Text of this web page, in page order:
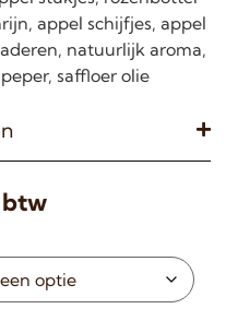
appel schijfjes, appel
natuurlijk aroma,
saffloer olie